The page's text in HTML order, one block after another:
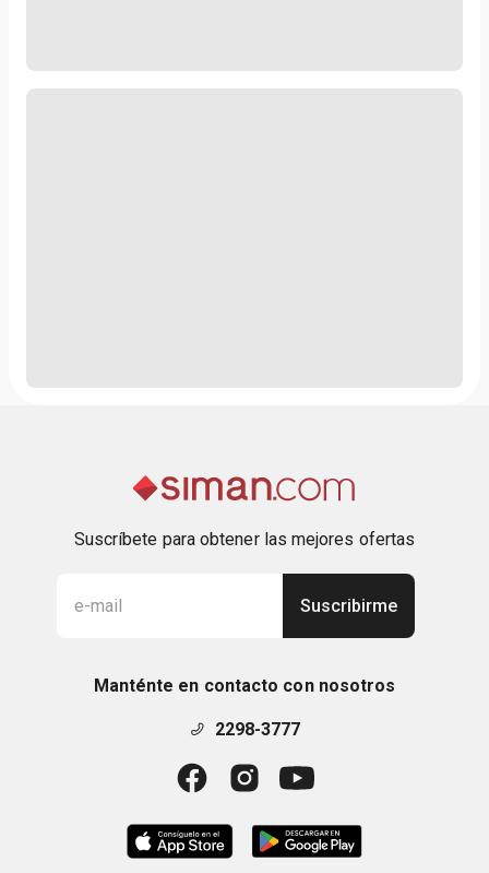
Suscríbete para obtener las mejores ofertas
Suscribirme
Manténte en contacto con nosotros
2298-3777